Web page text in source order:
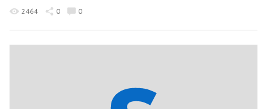
2464 0 0